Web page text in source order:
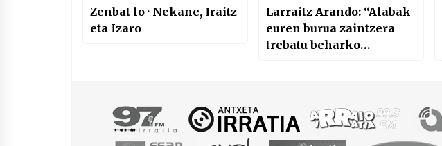
Zenbat lo · Nekane, Iraitz
eta Izaro
Larraitz Arando: “Alabak
euren burua zaintzera
trebatu beharko